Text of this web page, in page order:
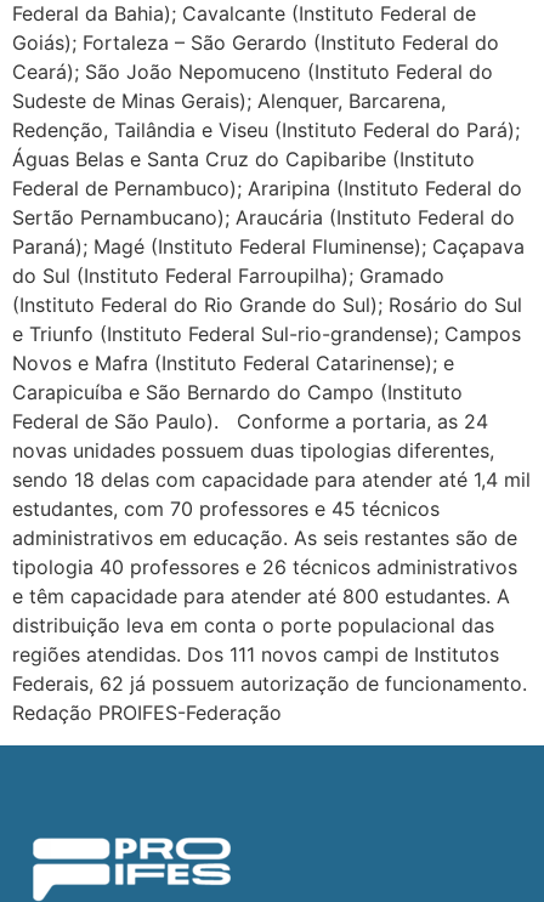
Federal da Bahia); Cavalcante (Instituto Federal de
Goiás); Fortaleza – São Gerardo (Instituto Federal do
Ceará); São João Nepomuceno (Instituto Federal do
Sudeste de Minas Gerais); Alenquer, Barcarena,
Redenção, Tailândia e Viseu (Instituto Federal do Pará);
Águas Belas e Santa Cruz do Capibaribe (Instituto
Federal de Pernambuco); Araripina (Instituto Federal do
Sertão Pernambucano); Araucária (Instituto Federal do
Paraná); Magé (Instituto Federal Fluminense); Caçapava
do Sul (Instituto Federal Farroupilha); Gramado
(Instituto Federal do Rio Grande do Sul); Rosário do Sul
e Triunfo (Instituto Federal Sul-rio-grandense); Campos
Novos e Mafra (Instituto Federal Catarinense); e
Carapicuíba e São Bernardo do Campo (Instituto
Federal de São Paulo). Conforme a portaria, as 24
novas unidades possuem duas tipologias diferentes,
sendo 18 delas com capacidade para atender até 1,4 mil
estudantes, com 70 professores e 45 técnicos
administrativos em educação. As seis restantes são de
tipologia 40 professores e 26 técnicos administrativos
e têm capacidade para atender até 800 estudantes. A
distribuição leva em conta o porte populacional das
regiões atendidas. Dos 111 novos campi de Institutos
Federais, 62 já possuem autorização de funcionamento.
Redação PROIFES-Federação